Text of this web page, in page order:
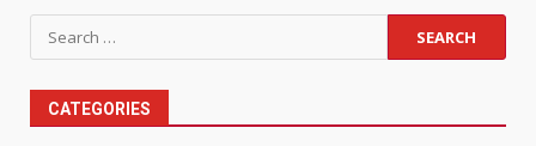
Search
for:
CATEGORIES